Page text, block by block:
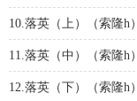
10.落英（上）（索隆h）
11.落英（中）（索隆h）
12.落英（下）（索隆h）